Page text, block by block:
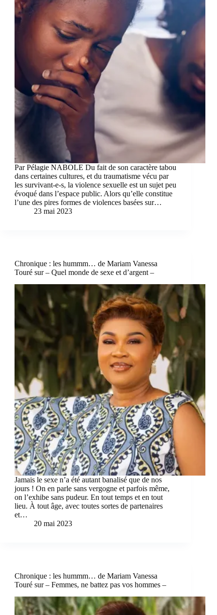
Par Pélagie NABOLE Du fait de son caractère tabou
dans certaines cultures, et du traumatisme vécu par
les survivant-e-s, la violence sexuelle est un sujet peu
évoqué dans l’espace public. Alors qu’elle constitue
l’une des pires formes de violences basées sur…
23 mai 2023
Chronique : les hummm… de Mariam Vanessa
Touré sur – Quel monde de sexe et d’argent –
Jamais le sexe n’a été autant banalisé que de nos
jours ! On en parle sans vergogne et parfois même,
on l’exhibe sans pudeur. En tout temps et en tout
lieu. À tout âge, avec toutes sortes de partenaires
et…
20 mai 2023
Chronique : les hummm… de Mariam Vanessa
Touré sur – Femmes, ne battez pas vos hommes –